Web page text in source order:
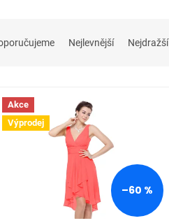
Nejlevnější Nejdražší
Akce
Výprodej
–60 %